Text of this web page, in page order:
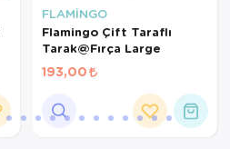
FLAMİNGO
Flamingo Çift Taraflı
Tarak@Fırça Large
193,00